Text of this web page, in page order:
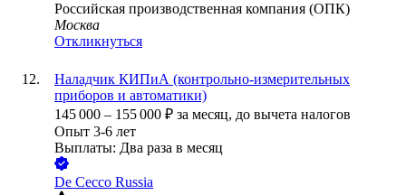
Российская производственная компания (ОПК)
Москва
Откликнуться
Наладчик КИПиА (контрольно-измерительных
приборов и автоматики)
145 000 – 155 000 ₽ за месяц, до вычета налогов
Опыт 3-6 лет
Выплаты: Два раза в месяц
De Cecco Russia